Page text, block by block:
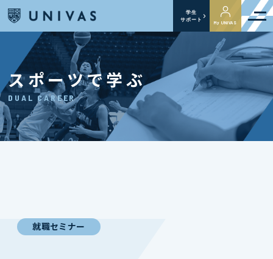
学生
サポート
My UNIVAS
スポーツで学ぶ
DUAL CAREER
就職セミナー